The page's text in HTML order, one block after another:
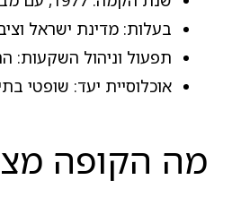
בעלות: מדינת ישראל
תפעול וניהול השקעות:
אוכלוסיית יעד: שופטי
מה הקופה